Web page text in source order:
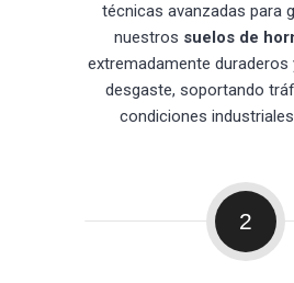
técnicas avanzadas para
nuestros suelos de
extremadamente duraderos
desgaste, soportando
condiciones
2